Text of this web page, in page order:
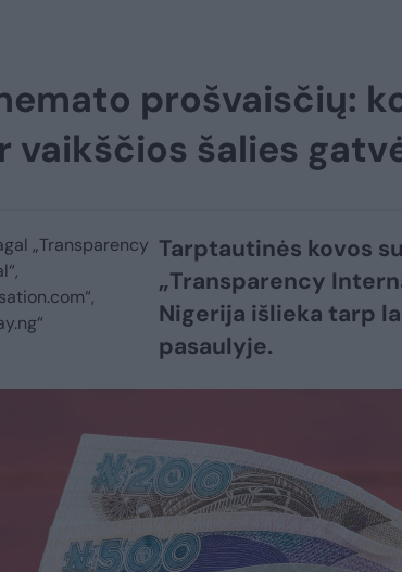
prošvaisčių:
vaikščios šalies
„Transparency Tarptautinės kovos
„Transparency
Nigerija išlieka tarp
pasaulyje.